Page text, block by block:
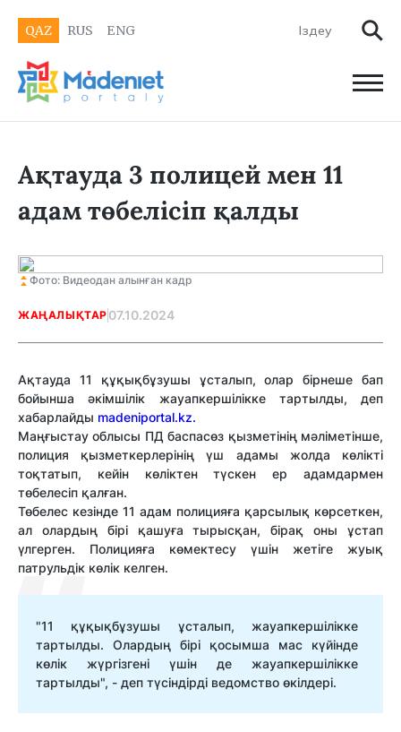
QAZ RUS ENG
Ақтауда 3 полицей мен 11
адам төбелісіп қалды
Фото: Видеодан алынған кадр
ЖАҢАЛЫҚТАР 07.10.2024
Ақтауда 11 құқықбұзушы ұсталып, олар бірнеше бап
бойынша әкімшілік жауапкершілікке тартылды, деп
хабарлайды madeniportal.kz.
Маңғыстау облысы ПД баспасөз қызметінің мәліметінше,
полиция қызметкерлерінің үш адамы жолда көлікті
тоқтатып, кейін көліктен түскен ер адамдармен
төбелесіп қалған.
Төбелес кезінде 11 адам полицияға қарсылық көрсеткен,
ал олардың бірі қашуға тырысқан, бірақ оны ұстап
үлгерген. Полицияға көмектесу үшін жетіге жуық
патрульдік көлік келген.
"11 құқықбұзушы ұсталып, жауапкершілікке
тартылды. Олардың бірі қосымша мас күйінде
көлік жүргізгені үшін де жауапкершілікке
тартылды", - деп түсіндірді ведомство өкілдері.